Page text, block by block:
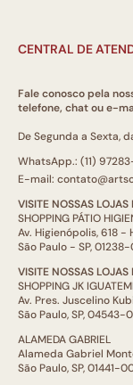
CENTRAL DE
Fale conosco pela
telefone, chat ou e-
De Segunda a Sexta,
WhatsApp.: (11)
E-mail:
VISITE NOSSAS LOJAS
SHOPPING PÁTIO
Av. Higienópolis, 618 -
São Paulo - SP,
VISITE NOSSAS LOJAS
SHOPPING JK
Av. Pres. Juscelino
São Paulo, SP, 04543-
ALAMEDA GABRIEL
Alameda Gabriel
São Paulo, SP, 01441-